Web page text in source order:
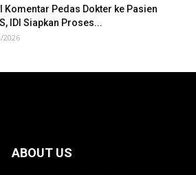
Komentar Pedas Dokter ke Pasien
IDI Siapkan Proses...
2026
ABOUT US